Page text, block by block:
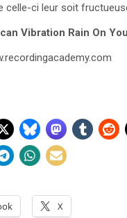
celle-ci leur soit
Vibration Rain On You
X